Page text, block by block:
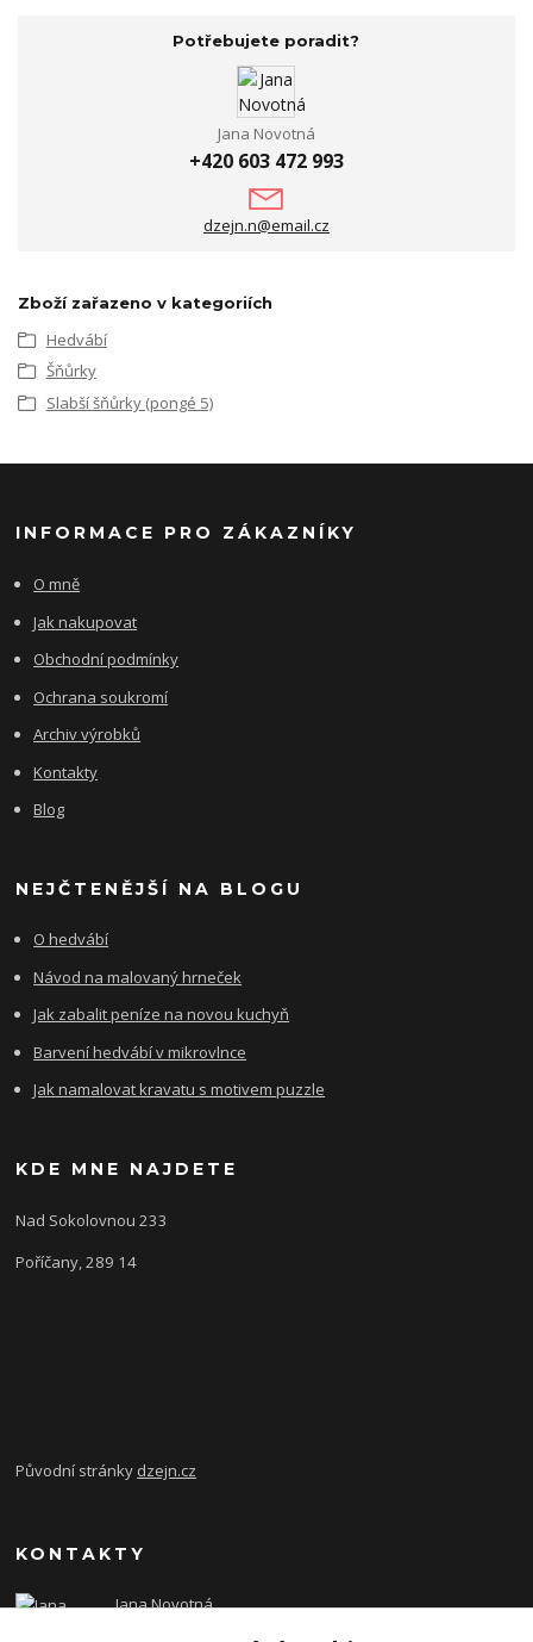
Potřebujete poradit?
Jana Novotná
+420 603 472 993
dzejn.n@email.cz
Zboží zařazeno v kategoriích
Hedvábí
Šňůrky
Slabší šňůrky (pongé 5)
INFORMACE PRO ZÁKAZNÍKY
O mně
Jak nakupovat
Obchodní podmínky
Ochrana soukromí
Archiv výrobků
Kontakty
Blog
NEJČTENĚJŠÍ NA BLOGU
O hedvábí
Návod na malovaný hrneček
Jak zabalit peníze na novou kuchyň
Barvení hedvábí v mikrovlnce
Jak namalovat kravatu s motivem puzzle
KDE MNE NAJDETE
Nad Sokolovnou 233
Poříčany, 289 14
Původní stránky dzejn.cz
KONTAKTY
Jana Novotná